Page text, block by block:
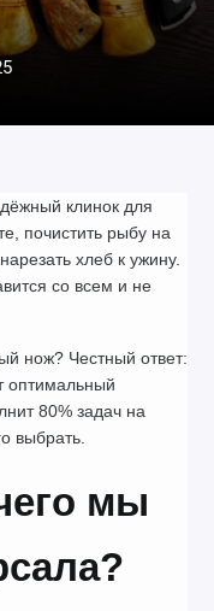
клинок для
почистить рыбу на
хлеб к ужину.
со всем и не
нож? Честный ответ:
оптимальный
80% задач на
выбрать.
мы